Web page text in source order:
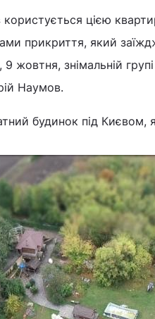
цією
прикриття, який
жовтня, знімальній
Наумов.
будинок під Києвом,